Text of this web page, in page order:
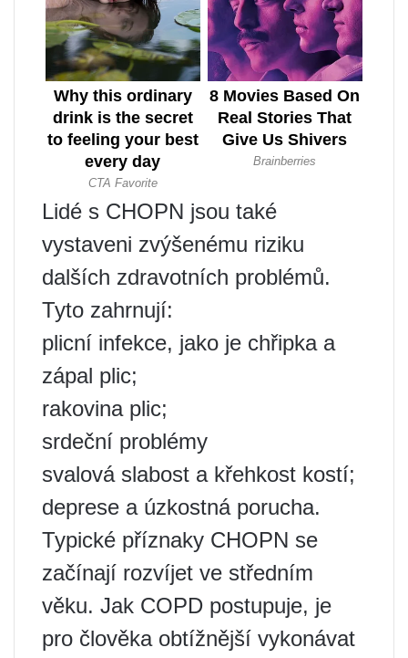
Lidé s CHOPN jsou také
vystaveni zvýšenému riziku
dalších zdravotních problémů.
Tyto zahrnují:
plicní infekce, jako je chřipka a
zápal plic;
rakovina plic;
srdeční problémy
svalová slabost a křehkost kostí;
deprese a úzkostná porucha.
Typické příznaky CHOPN se
začínají rozvíjet ve středním
věku. Jak COPD postupuje, je
pro člověka obtížnější vykonávat